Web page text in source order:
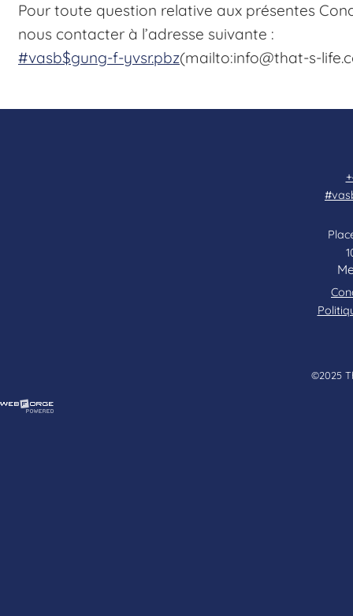
Pour toute question relative aux présentes
nous contacter à l’adresse suivante :
#vasb$gung-f-yvsr.pbz(mailto:info@that-s-
©2025